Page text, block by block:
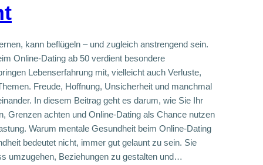
kann beflügeln – und zugleich anstrengend sein.
Online-Dating ab 50 verdient besondere
Lebenserfahrung mit, vielleicht auch Verluste,
Freude, Hoffnung, Unsicherheit und manchmal
In diesem Beitrag geht es darum, wie Sie Ihr
Grenzen achten und Online-Dating als Chance nutzen
Warum mentale Gesundheit beim Online-Dating
bedeutet nicht, immer gut gelaunt zu sein. Sie
umzugehen, Beziehungen zu gestalten und…